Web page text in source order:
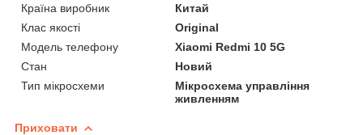
Країна виробник
Китай
Клас якості
Original
Модель телефону
Xiaomi Redmi 10 5G
Стан
Новий
Тип мікросхеми
Мікросхема управління
живленням
Приховати